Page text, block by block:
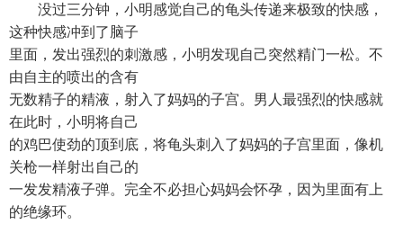
没过三分钟，小明感觉自己的龟头传递来极致的快感，
这种快感冲到了脑子
里面，发出强烈的刺激感，小明发现自己突然精门一松。不
由自主的喷出的含有
无数精子的精液，射入了妈妈的子宫。男人最强烈的快感就
在此时，小明将自己
的鸡巴使劲的顶到底，将龟头刺入了妈妈的子宫里面，像机
关枪一样射出自己的
一发发精液子弹。完全不必担心妈妈会怀孕，因为里面有上
的绝缘环。